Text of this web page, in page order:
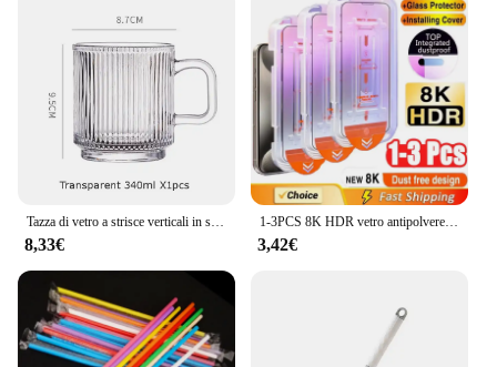
Tazza di vetro a strisce verticali in stile giapponese con manico, tazza di latte, tazza di succo, tazza di caffè, copertura in legno di bambù, vetreria da bar Kawaii
8,33€
1-3PCS 8K HDR vetro antipolvere per iPhone 16 15 13 12 11 14 Pro Max HD pellicola salvaschermo con rivestimento oleorepellente per iPhone X XS Max XR
3,42€